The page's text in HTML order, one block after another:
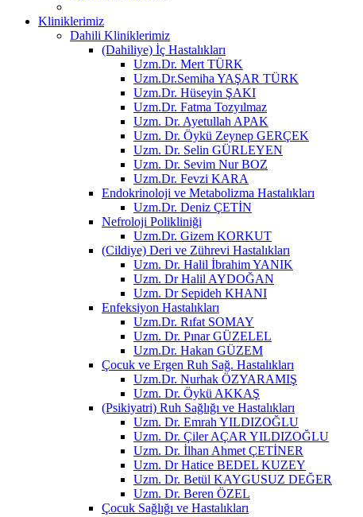
Kliniklerimiz
Dahili Kliniklerimiz
(Dahiliye) İç Hastalıkları
Uzm.Dr. Mert TÜRK
Uzm.Dr.Semiha YAŞAR TÜRK
Uzm.Dr. Hüseyin ŞAKI
Uzm.Dr. Fatma Tozyılmaz
Uzm. Dr. Ayetullah APAK
Uzm. Dr. Öykü Zeynep GERÇEK
Uzm. Dr. Selin GÜRLEYEN
Uzm. Dr. Sevim Nur BOZ
Uzm.Dr. Fevzi KARA
Endokrinoloji ve Metabolizma Hastalıkları
Uzm.Dr. Deniz ÇETİN
Nefroloji Polikliniği
Uzm.Dr. Gizem KORKUT
(Cildiye) Deri ve Zührevi Hastalıkları
Uzm. Dr. Halil İbrahim YANIK
Uzm. Dr Halil AYDOĞAN
Uzm. Dr Sepideh KHANI
Enfeksiyon Hastalıkları
Uzm.Dr. Rıfat SOMAY
Uzm. Dr. Pınar GÜZELEL
Uzm.Dr. Hakan GÜZEM
Çocuk ve Ergen Ruh Sağ. Hastalıkları
Uzm.Dr. Nurhak ÖZYARAMIŞ
Uzm. Dr. Öykü AKKAŞ
(Psikiyatri) Ruh Sağlığı ve Hastalıkları
Uzm. Dr. Emrah YILDIZOĞLU
Uzm. Dr. Çiler AÇAR YILDIZOĞLU
Uzm. Dr. İlhan Ahmet ÇETİNER
Uzm. Dr Hatice BEDEL KUZEY
Uzm. Dr. Betül KAYGUSUZ DEĞER
Uzm. Dr. Beren ÖZEL
Çocuk Sağlığı ve Hastalıkları